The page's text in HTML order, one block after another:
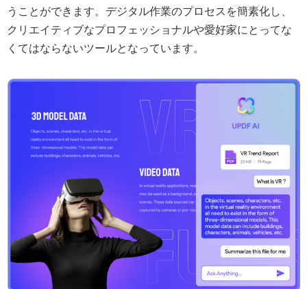
うことができます。デジタル作業のプロセスを簡素化し、
クリエイティブなプロフェッショナルや愛好家にとってな
くてはならないツールとなっています。